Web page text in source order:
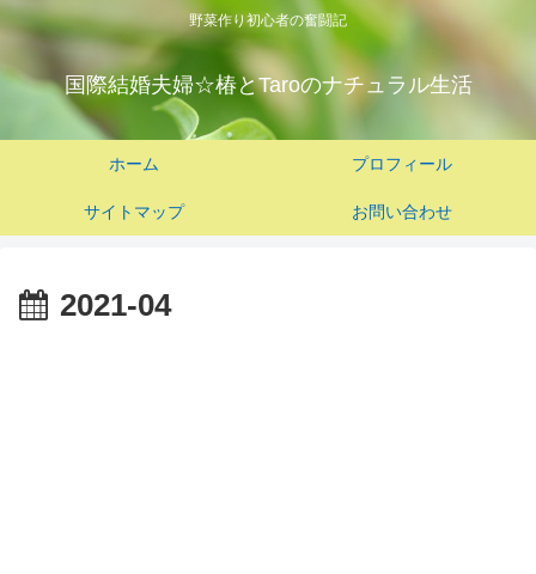
野菜作り初心者の奮闘記
国際結婚夫婦☆椿とTaroのナチュラル生活
ホーム プロフィール
サイトマップ お問い合わせ
2021-04